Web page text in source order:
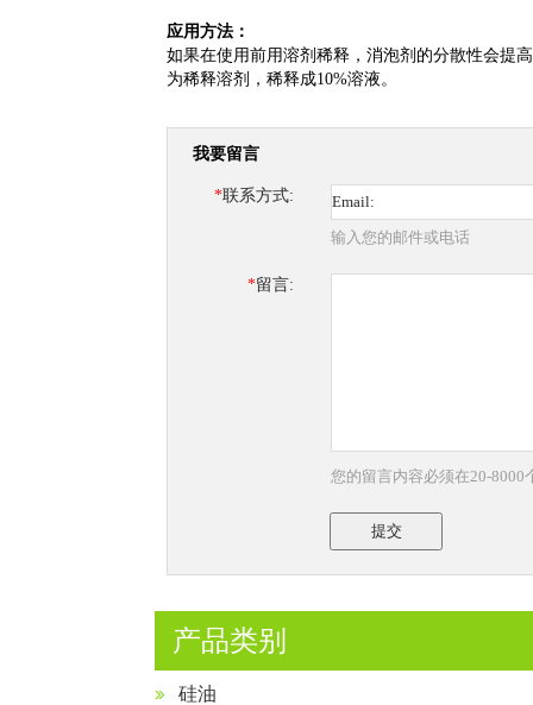
应用方法：
如果在使用前用溶剂稀释，消泡剂的分散性会提
为稀释溶剂，稀释成10%溶液。
我要留言
*联系方式:
输入您的邮件或电话
*留言:
您的留言内容必须在20-8000
提交
产品类别
硅油